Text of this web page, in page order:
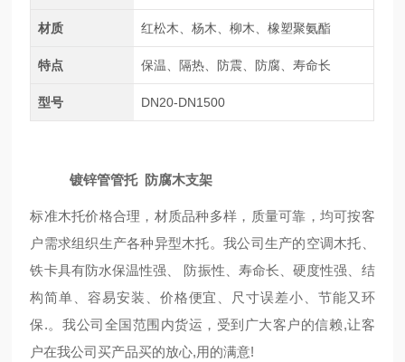
材质 红松木、杨木、柳木、橡塑聚氨酯
特点 保温、隔热、防震、防腐、寿命长
型号 DN20-DN1500
镀锌管管托 防腐木支架
标准木托价格合理，材质品种多样，质量可靠，均可按客
户需求组织生产各种异型木托。我公司生产的空调木托、
铁卡具有防水保温性强、 防振性、寿命长、硬度性强、结
构简单、容易安装、价格便宜、尺寸误差小、节能又环
保.。我公司全国范围内货运，受到广大客户的信赖,让客
户在我公司买产品买的放心,用的满意!